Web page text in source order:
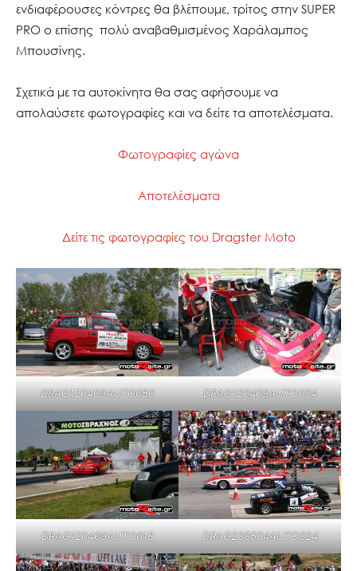
ενδιαφέρουσες κόντρες θα βλέπουμε, τρίτος στην SUPER
PRO ο επίσης πολύ αναβαθμισμένος Χαράλαμπος
Μπουσίνης.
Σχετικά με τα αυτοκίνητα θα σας αφήσουμε να
απολαύσετε φωτογραφίες και να δείτε τα αποτελέσματα.
Φωτογραφίες αγώνα
Αποτελέσματα
Δείτε τις φωτογραφίες του Dragster Moto
DRAG120409AUTO050 DRAG120409AUTO034
DRAG120409AUTO018 DRAG230504AUTO324